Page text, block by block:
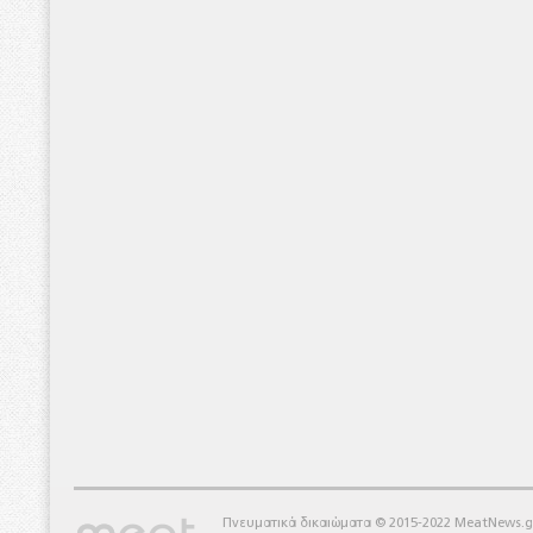
Πνευματικά δικαιώματα © 2015-2022